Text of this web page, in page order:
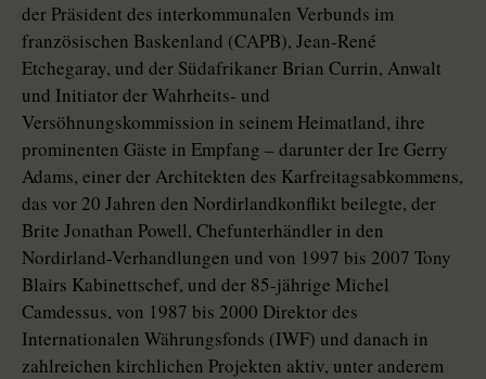
der Präsident des interkommunalen Verbunds im
französischen Baskenland (CAPB), Jean-René
Etchegaray, und der Südafrikaner Brian Currin, Anwalt
und Initiator der Wahrheits- und
Versöhnungskommission in seinem Heimatland, ihre
prominenten Gäste in Empfang – darunter der Ire Gerry
Adams, einer der Architekten des Karfreitagsabkommens,
das vor 20 Jahren den Nordirlandkonflikt beilegte, der
Brite Jonathan Powell, Chefunterhändler in den
Nordirland-Verhandlungen und von 1997 bis 2007 Tony
Blairs Kabinettschef, und der 85-jährige Michel
Camdessus, von 1987 bis 2000 Direktor des
Internationalen Währungsfonds (IWF) und danach in
zahlreichen kirchlichen Projekten aktiv, unter anderem